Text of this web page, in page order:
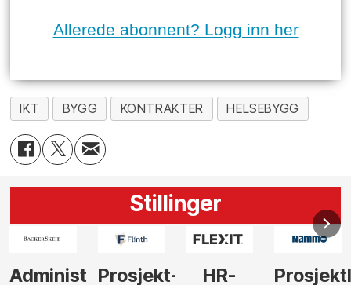
Allerede abonnent? Logg inn her
IKT BYGG KONTRAKTER HELSEBYGG
Stillinger
HR-
ProsjektlederVi
Anlegg